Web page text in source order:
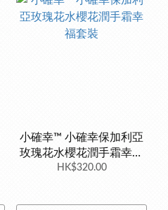
小確幸™ 小確幸保加利亞
玫瑰花水櫻花潤手霜幸福
套裝
HK$320.00